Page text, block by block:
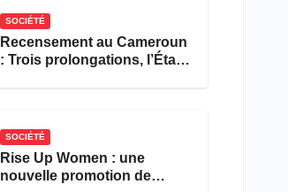
SOCIÉTÉ
Recensement au Cameroun
: Trois prolongations, l’État
SOCIÉTÉ
Rise Up Women : une
nouvelle promotion de